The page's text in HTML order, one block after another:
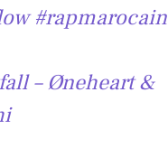
#rapmarocain
– Øneheart &